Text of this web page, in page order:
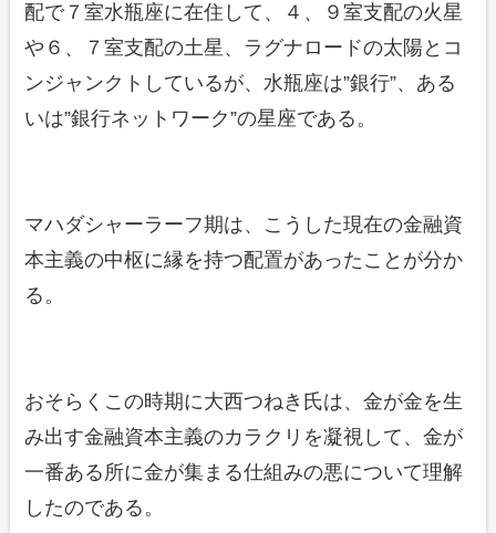
配で７室水瓶座に在住して、４、９室支配の火星
や６、７室支配の土星、ラグナロードの太陽とコ
ンジャンクトしているが、水瓶座は”銀行”、ある
いは”銀行ネットワーク”の星座である。
マハダシャーラーフ期は、こうした現在の金融資
本主義の中枢に縁を持つ配置があったことが分か
る。
おそらくこの時期に大西つねき氏は、金が金を生
み出す金融資本主義のカラクリを凝視して、金が
一番ある所に金が集まる仕組みの悪について理解
したのである。